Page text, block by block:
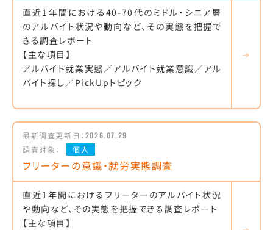
直近1年間における40-70代のミドル・シニア層
のアルバイト状況や動向など、その実態を把握で
きる調査レポート
【主な項目】
アルバイト就業実態／アルバイト就業意識／アル
バイト探し／PickUpトピック
最新調査更新日： 2026.07.29
調査対象：
個人
フリーターの意識・就労実態調査
直近1年間におけるフリーターのアルバイト状況
や動向など、その実態を把握できる調査レポート
【主な項目】